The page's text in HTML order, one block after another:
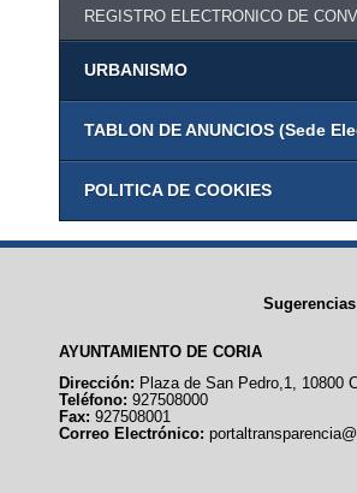
REGISTRO ELECTRONICO DE
URBANISMO
TABLON DE ANUNCIOS (Sede
POLITICA DE COOKIES
AYUNTAMIENTO DE CORIA
Dirección: Plaza de San Pedro,1, 10800
Teléfono: 927508000
Fax: 927508001
Correo Electrónico: